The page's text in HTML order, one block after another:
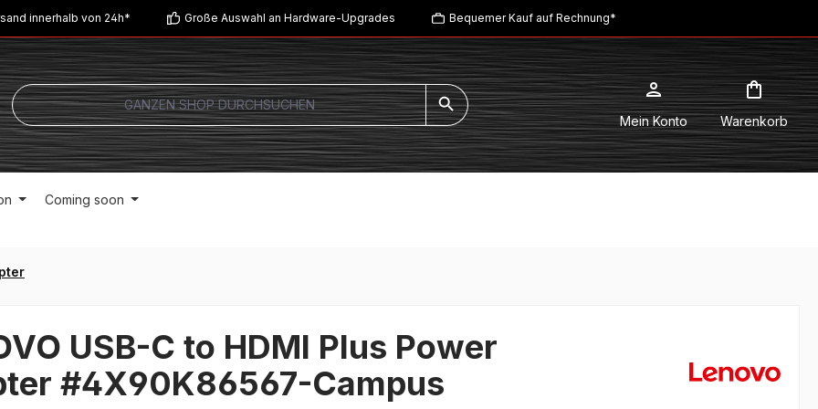
innerhalb von 24h* Große Auswahl an Hardware-Upgrades Bequemer Kauf auf Rechnung*
Mein Konto Warenkorb
Coming soon
USB-C to HDMI Plus Power
#4X90K86567-Campus